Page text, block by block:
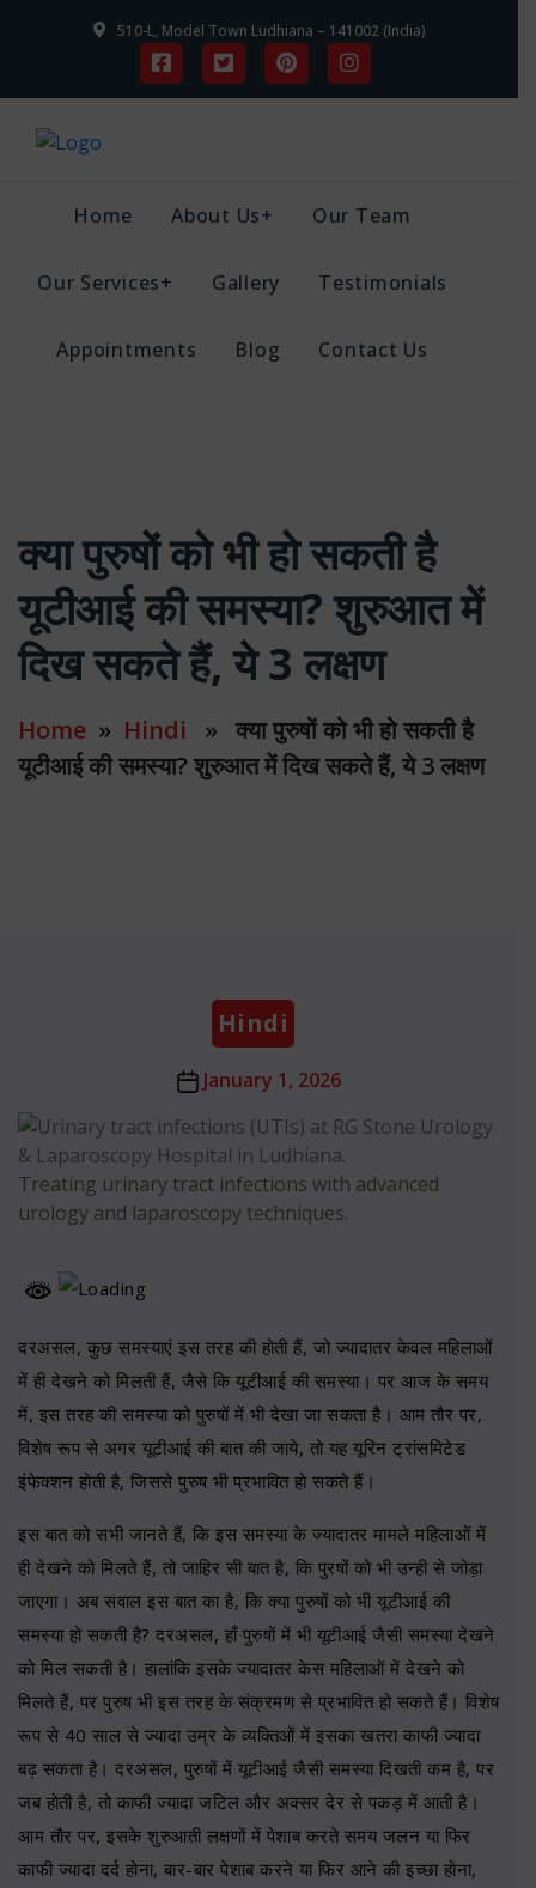
510-L, Model Town Ludhiana – 141002 (India)
Home About Us+ Our Team
Our Services+ Gallery Testimonials
Appointments Blog Contact Us
क्या पुरुषों को भी हो सकती है
यूटीआई की समस्या? शुरुआत में
दिख सकते हैं, ये 3 लक्षण
Home » Hindi » क्या पुरुषों को भी हो सकती है
यूटीआई की समस्या? शुरुआत में दिख सकते हैं, ये 3 लक्षण
Categories
Hindi
PostJanuary 1, 2026
Treating urinary tract infections with advanced
urology and laparoscopy techniques.
दरअसल, कुछ समस्याएं इस तरह की होती हैं, जो ज्यादातर केवल महिलाओं
में ही देखने को मिलती हैं, जैसे कि यूटीआई की समस्या। पर आज के समय
में, इस तरह की समस्या को पुरुषों में भी देखा जा सकता है। आम तौर पर,
विशेष रूप से अगर यूटीआई की बात की जाये, तो यह यूरिन ट्रांसमिटेड
इंफेक्शन होती है, जिससे पुरुष भी प्रभावित हो सकते हैं।
इस बात को सभी जानते हैं, कि इस समस्या के ज्यादातर मामले महिलाओं में
ही देखने को मिलते हैं, तो जाहिर सी बात है, कि पुरषों को भी उन्ही से जोड़ा
जाएगा। अब सवाल इस बात का है, कि क्या पुरुषों को भी यूटीआई की
समस्या हो सकती है? दरअसल, हाँ पुरुषों में भी यूटीआई जैसी समस्या देखने
को मिल सकती है। हालांकि इसके ज्यादातर केस महिलाओं में देखने को
मिलते हैं, पर पुरुष भी इस तरह के संक्रमण से प्रभावित हो सकते हैं। विशेष
रूप से 40 साल से ज्यादा उम्र के व्यक्तिओं में इसका खतरा काफी ज्यादा
बढ़ सकता है। दरअसल, पुरुषों में यूटीआई जैसी समस्या दिखती कम है, पर
जब होती है, तो काफी ज्यादा जटिल और अक्सर देर से पकड़ में आती है।
आम तौर पर, इसके शुरुआती लक्षणों में पेशाब करते समय जलन या फिर
काफी ज्यादा दर्द होना, बार-बार पेशाब करने या फिर आने की इच्छा होना,